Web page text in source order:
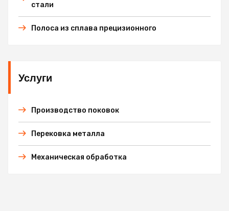
стали
Полоса из сплава прецизионного
Услуги
Производство поковок
Перековка металла
Механическая обработка